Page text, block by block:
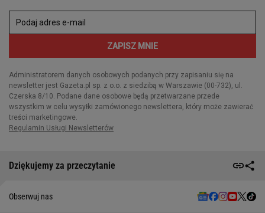
Dziękujemy za przeczytanie
Obserwuj nas